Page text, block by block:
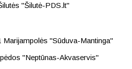
"Šilutė-PDS.lt"
Marijampolės "Sūduva-Mantinga"
"Neptūnas-Akvaservis"